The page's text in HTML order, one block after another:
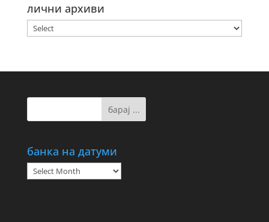
лични архиви
банка на датуми
банка
на